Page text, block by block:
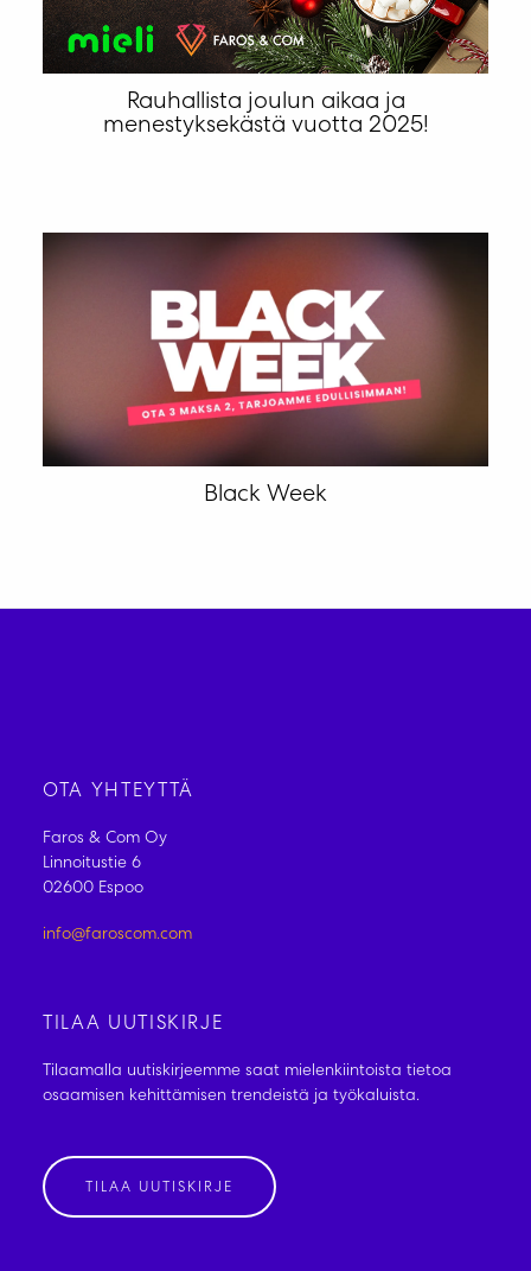
Rauhallista joulun aikaa ja
menestyksekästä vuotta 2025!
Black Week
OTA YHTEYTTÄ
Faros & Com Oy
Linnoitustie 6
02600 Espoo
info@faroscom.com
TILAA UUTISKIRJE
Tilaamalla uutiskirjeemme saat mielenkiintoista tietoa
osaamisen kehittämisen trendeistä ja työkaluista.
TILAA UUTISKIRJE